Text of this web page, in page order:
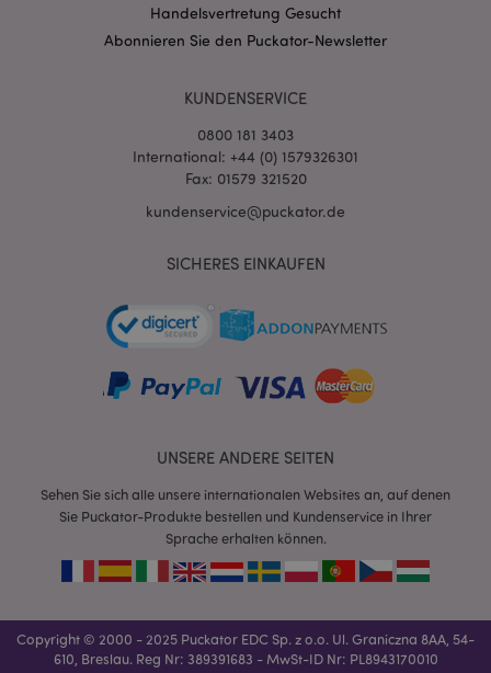
Handelsvertretung Gesucht
Abonnieren Sie den Puckator-Newsletter
KUNDENSERVICE
0800 181 3403
International: +44 (0) 1579326301
Fax: 01579 321520
kundenservice@puckator.de
SICHERES EINKAUFEN
UNSERE ANDERE SEITEN
Sehen Sie sich alle unsere internationalen Websites an, auf denen
Sie Puckator-Produkte bestellen und Kundenservice in Ihrer
Sprache erhalten können.
Copyright © 2000 - 2025 Puckator EDC Sp. z o.o. Ul. Graniczna 8AA, 54-
610, Breslau. Reg Nr: 389391683 - MwSt-ID Nr: PL8943170010
PHPSESSID
PHP.net
mage-messages
www.puckator.de
www.puckator.de
Datenschutzbestimmungen von Google